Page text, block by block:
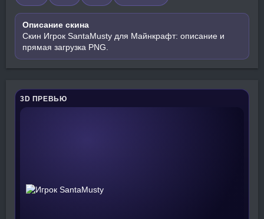
Описание скина
Скин Игрок SantaMusty для Майнкрафт: описание и
прямая загрузка PNG.
3D ПРЕВЬЮ